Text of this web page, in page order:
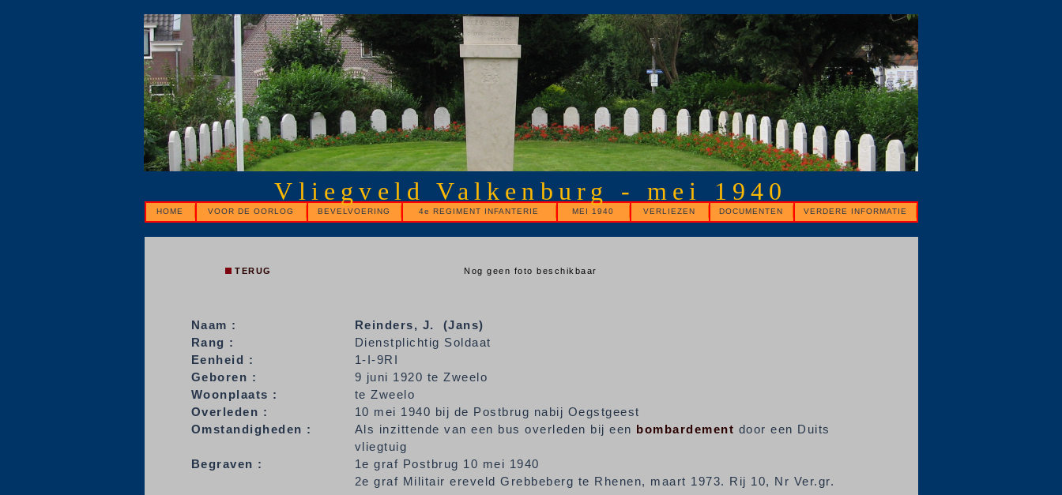
Vliegveld Valkenburg - mei 1940
HOME VOOR DE OORLOG BEVELVOERING 4e REGIMENT INFANTERIE MEI 1940 VERLIEZEN DOCUMENTEN VERDERE INFORMATIE
TERUG Nog geen foto beschikbaar
Naam : Reinders, J. (Jans)
Rang :
Dienstplichtig Soldaat
Eenheid :
1-I-9RI
Geboren :
9 juni 1920 te Zweelo
Woonplaats :
te Zweelo
Overleden :
10 mei 1940 bij de Postbrug nabij Oegstgeest
Omstandigheden :
Als inzittende van een bus overleden bij een bombardement door een Duits
vliegtuig
Begraven :
1e graf Postbrug 10 mei 1940
2e graf Militair ereveld Grebbeberg te Rhenen, maart 1973. Rij 10, Nr Ver.gr.